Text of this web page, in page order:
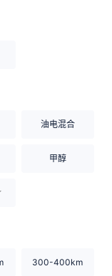
油电混合
甲醇
300-400km